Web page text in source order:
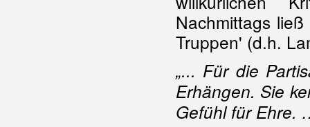
Nachmittags
Truppen' (d.h.
„... Für die
Erhängen. Sie
Gefühl für Ehre.